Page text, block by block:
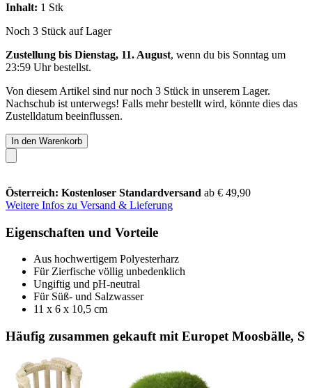
Inhalt: 1 Stk
Noch 3 Stück auf Lager
Zustellung bis Dienstag, 11. August, wenn du bis Sonntag um
23:59 Uhrbestellst.
Von diesem Artikel sind nur noch 3 Stück in unserem Lager.
Nachschub ist unterwegs! Falls mehr bestellt wird, könnte dies das
Zustelldatum beeinflussen.
In den Warenkorb
Österreich: Kostenloser Standardversand ab € 49,90
Weitere Infos zu Versand & Lieferung
Eigenschaften und Vorteile
Aus hochwertigem Polyesterharz
Für Zierfische völlig unbedenklich
Ungiftig und pH-neutral
Für Süß- und Salzwasser
11 x 6 x 10,5 cm
Häufig zusammen gekauft mit Europet Moosbälle, S